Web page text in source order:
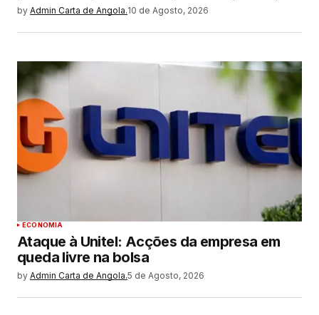
by Admin Carta de Angola.10 de Agosto, 2026
ECONOMIA
Ataque à Unitel: Acções da empresa em
queda livre na bolsa
by Admin Carta de Angola.5 de Agosto, 2026